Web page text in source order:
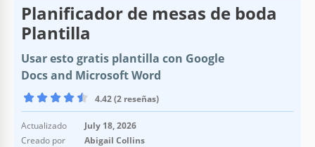
Planificador de mesas de boda
Plantilla
Usar esto gratis plantilla con Google
Docs and Microsoft Word
4.42 (2 reseñas)
Actualizado
July 18, 2026
Creado por
Abigail Collins